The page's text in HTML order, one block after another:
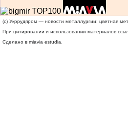
(c) Укррудпром — новости металлургии: цветная
При цитировании и использовании материалов
Сделано в miavia estudia.